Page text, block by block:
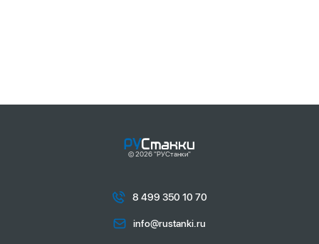
© 2026 "РУСтанки"
8 499 350 10 70
info@rustanki.ru